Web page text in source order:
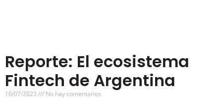
Reporte: El ecosistema
Fintech de Argentina
10/07/2023 No hay comentarios